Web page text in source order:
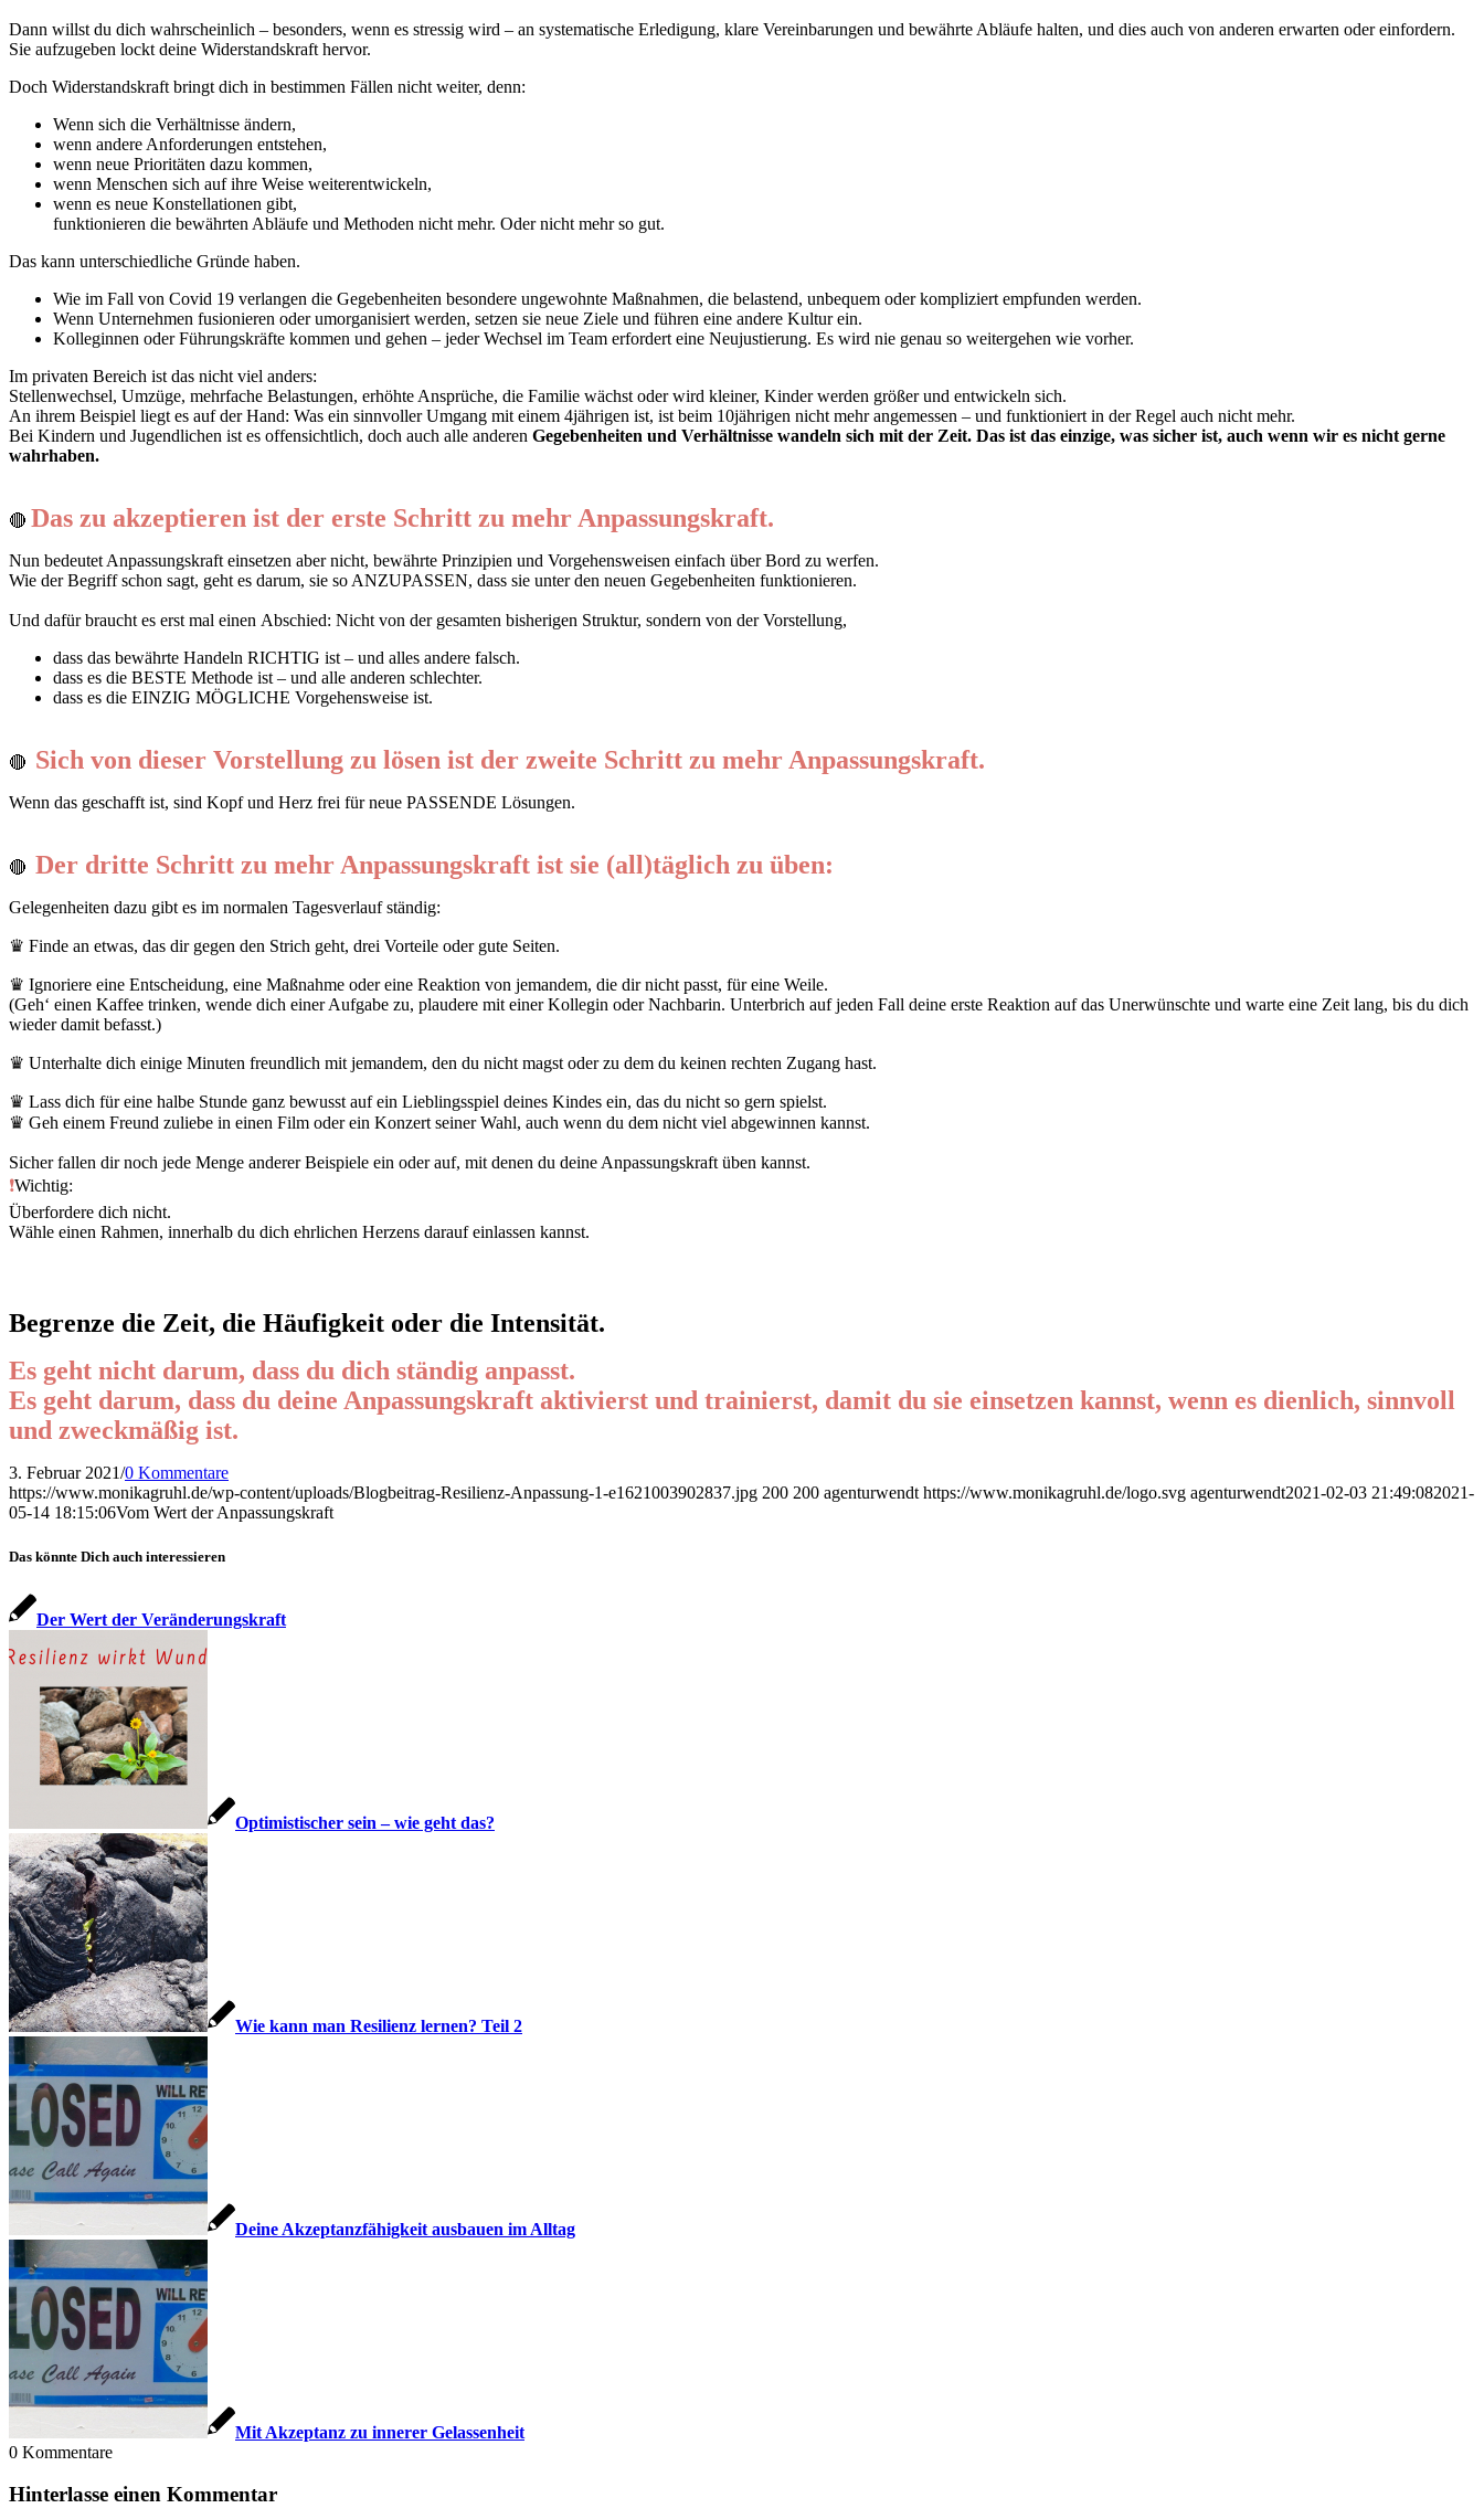
Dann willst du dich wahrscheinlich – besonders, wenn es stressig wird – an systematische Erledigung, klare Vereinbarungen und bewährte Abläufe halten, und dies auch von anderen erwarten oder einfordern.
Sie aufzugeben lockt deine Widerstandskraft hervor.
Doch Widerstandskraft bringt dich in bestimmen Fällen nicht weiter, denn:
Wenn sich die Verhältnisse ändern,
wenn andere Anforderungen entstehen,
wenn neue Prioritäten dazu kommen,
wenn Menschen sich auf ihre Weise weiterentwickeln,
wenn es neue Konstellationen gibt,
funktionieren die bewährten Abläufe und Methoden nicht mehr. Oder nicht mehr so gut.
Das kann unterschiedliche Gründe haben.
Wie im Fall von Covid 19 verlangen die Gegebenheiten besondere ungewohnte Maßnahmen, die belastend, unbequem oder kompliziert empfunden werden.
Wenn Unternehmen fusionieren oder umorganisiert werden, setzen sie neue Ziele und führen eine andere Kultur ein.
Kolleginnen oder Führungskräfte kommen und gehen – jeder Wechsel im Team erfordert eine Neujustierung. Es wird nie genau so weitergehen wie vorher.
Im privaten Bereich ist das nicht viel anders:
Stellenwechsel, Umzüge, mehrfache Belastungen, erhöhte Ansprüche, die Familie wächst oder wird kleiner, Kinder werden größer und entwickeln sich.
An ihrem Beispiel liegt es auf der Hand: Was ein sinnvoller Umgang mit einem 4jährigen ist, ist beim 10jährigen nicht mehr angemessen – und funktioniert in der Regel auch nicht mehr.
Bei Kindern und Jugendlichen ist es offensichtlich, doch auch alle anderen Gegebenheiten und Verhältnisse wandeln sich mit der Zeit. Das ist das einzige, was sicher ist, auch wenn wir es nicht gerne
wahrhaben.
🔴 Das zu akzeptieren ist der erste Schritt zu mehr Anpassungskraft.
Nun bedeutet Anpassungskraft einsetzen aber nicht, bewährte Prinzipien und Vorgehensweisen einfach über Bord zu werfen.
Wie der Begriff schon sagt, geht es darum, sie so ANZUPASSEN, dass sie unter den neuen Gegebenheiten funktionieren.
Und dafür braucht es erst mal einen Abschied: Nicht von der gesamten bisherigen Struktur, sondern von der Vorstellung,
dass das bewährte Handeln RICHTIG ist – und alles andere falsch.
dass es die BESTE Methode ist – und alle anderen schlechter.
dass es die EINZIG MÖGLICHE Vorgehensweise ist.
🔴 Sich von dieser Vorstellung zu lösen ist der zweite Schritt zu mehr Anpassungskraft.
Wenn das geschafft ist, sind Kopf und Herz frei für neue PASSENDE Lösungen.
🔴 Der dritte Schritt zu mehr Anpassungskraft ist sie (all)täglich zu üben:
Gelegenheiten dazu gibt es im normalen Tagesverlauf ständig:
♛ Finde an etwas, das dir gegen den Strich geht, drei Vorteile oder gute Seiten.
♛ Ignoriere eine Entscheidung, eine Maßnahme oder eine Reaktion von jemandem, die dir nicht passt, für eine Weile.
(Geh‘ einen Kaffee trinken, wende dich einer Aufgabe zu, plaudere mit einer Kollegin oder Nachbarin. Unterbrich auf jeden Fall deine erste Reaktion auf das Unerwünschte und warte eine Zeit lang, bis du dich
wieder damit befasst.)
♛ Unterhalte dich einige Minuten freundlich mit jemandem, den du nicht magst oder zu dem du keinen rechten Zugang hast.
♛ Lass dich für eine halbe Stunde ganz bewusst auf ein Lieblingsspiel deines Kindes ein, das du nicht so gern spielst.
♛ Geh einem Freund zuliebe in einen Film oder ein Konzert seiner Wahl, auch wenn du dem nicht viel abgewinnen kannst.
Sicher fallen dir noch jede Menge anderer Beispiele ein oder auf, mit denen du deine Anpassungskraft üben kannst.
❗️Wichtig:
Überfordere dich nicht.
Wähle einen Rahmen, innerhalb du dich ehrlichen Herzens darauf einlassen kannst.
Begrenze die Zeit, die Häufigkeit oder die Intensität.
Es geht nicht darum, dass du dich ständig anpasst.
Es geht darum, dass du deine Anpassungskraft aktivierst und trainierst, damit du sie einsetzen kannst, wenn es dienlich, sinnvoll
und zweckmäßig ist.
3. Februar 2021/0 Kommentare
https://www.monikagruhl.de/wp-content/uploads/Blogbeitrag-Resilienz-Anpassung-1-e1621003902837.jpg 200 200 agenturwendt https://www.monikagruhl.de/logo.svg agenturwendt2021-02-03 21:49:082021-
05-14 18:15:06Vom Wert der Anpassungskraft
Das könnte Dich auch interessieren
Der Wert der Veränderungskraft
Optimistischer sein – wie geht das?
Wie kann man Resilienz lernen? Teil 2
Deine Akzeptanzfähigkeit ausbauen im Alltag
Mit Akzeptanz zu innerer Gelassenheit
0 Kommentare
Hinterlasse einen Kommentar